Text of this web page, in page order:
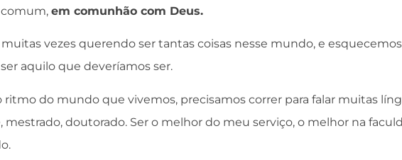
comum, em comunhão com Deus.
vezes querendo ser tantas coisas nesse mundo, e
aquilo que deveríamos ser.
ritmo do mundo que vivemos, precisamos correr para falar muitas
mestrado, doutorado. Ser o melhor do meu serviço, o melhor na